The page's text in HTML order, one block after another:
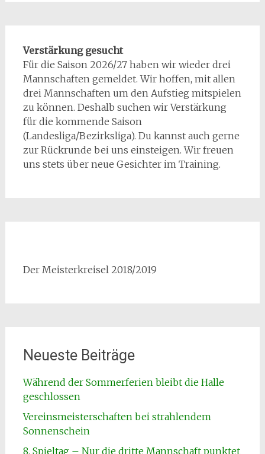
Verstärkung gesucht
Für die Saison 2026/27 haben wir wieder drei
Mannschaften gemeldet. Wir hoffen, mit allen
drei Mannschaften um den Aufstieg mitspielen
zu können. Deshalb suchen wir Verstärkung
für die kommende Saison
(Landesliga/Bezirksliga). Du kannst auch gerne
zur Rückrunde bei uns einsteigen. Wir freuen
uns stets über neue Gesichter im Training.
Der Meisterkreisel 2018/2019
Neueste Beiträge
Während der Sommerferien bleibt die Halle
geschlossen
Vereinsmeisterschaften bei strahlendem
Sonnenschein
8. Spieltag – Nur die dritte Mannschaft punktet